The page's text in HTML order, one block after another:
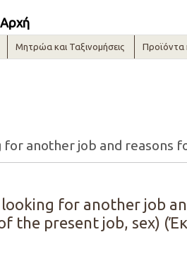
Αρχή
Μητρώα και Ταξινομήσεις Προϊόντα
looking for another job
the present job, sex)